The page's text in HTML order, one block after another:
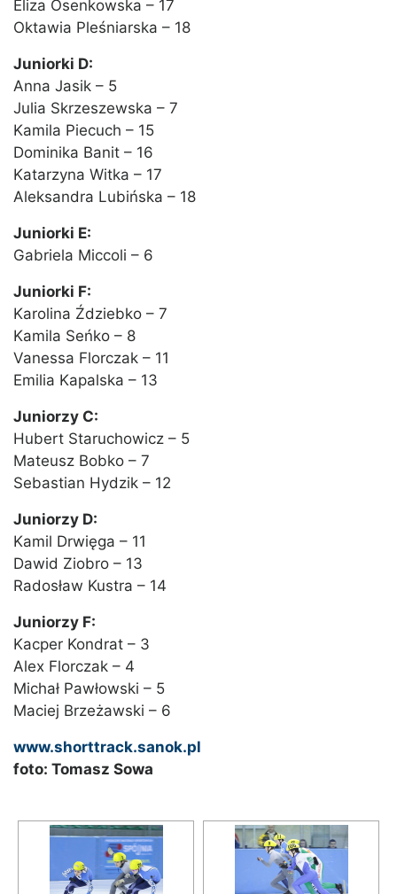
Eliza Osenkowska – 17
Oktawia Pleśniarska – 18
Juniorki D:
Anna Jasik – 5
Julia Skrzeszewska – 7
Kamila Piecuch – 15
Dominika Banit – 16
Katarzyna Witka – 17
Aleksandra Lubińska – 18
Juniorki E:
Gabriela Miccoli – 6
Juniorki F:
Karolina Ździebko – 7
Kamila Seńko – 8
Vanessa Florczak – 11
Emilia Kapalska – 13
Juniorzy C:
Hubert Staruchowicz – 5
Mateusz Bobko – 7
Sebastian Hydzik – 12
Juniorzy D:
Kamil Drwięga – 11
Dawid Ziobro – 13
Radosław Kustra – 14
Juniorzy F:
Kacper Kondrat – 3
Alex Florczak – 4
Michał Pawłowski – 5
Maciej Brzeżawski – 6
www.shorttrack.sanok.pl
foto: Tomasz Sowa